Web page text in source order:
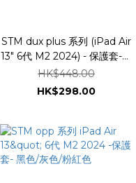
STM dux plus 系列 (iPad Air
13" 6代 M2 2024) - 保護套-黑
色 #stm-222-445LY-01
HK$448.00
HK$298.00